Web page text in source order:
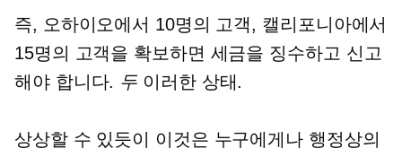
즉, 오하이오에서 10명의 고객, 캘리포니아에서
15명의 고객을 확보하면 세금을 징수하고 신고
해야 합니다. 두 이러한 상태.
상상할 수 있듯이 이것은 누구에게나 행정상의